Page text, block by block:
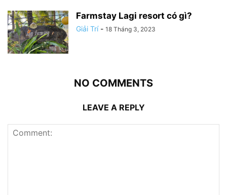
Farmstay Lagi resort có gì?
Giải Trí - 18 Tháng 3, 2023
NO COMMENTS
LEAVE A REPLY